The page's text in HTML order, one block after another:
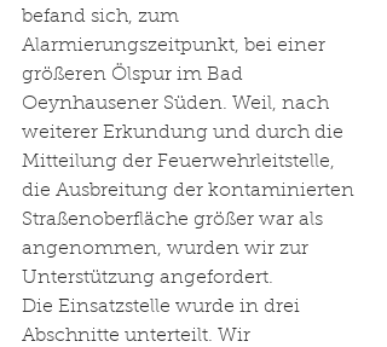
befand sich, zum
Alarmierungszeitpunkt, bei einer
größeren Ölspur im Bad
Oeynhausener Süden. Weil, nach
weiterer Erkundung und durch die
Mitteilung der Feuerwehrleitstelle,
die Ausbreitung der kontaminierten
Straßenoberfläche größer war als
angenommen, wurden wir zur
Unterstützung angefordert.
Die Einsatzstelle wurde in drei
Abschnitte unterteilt. Wir